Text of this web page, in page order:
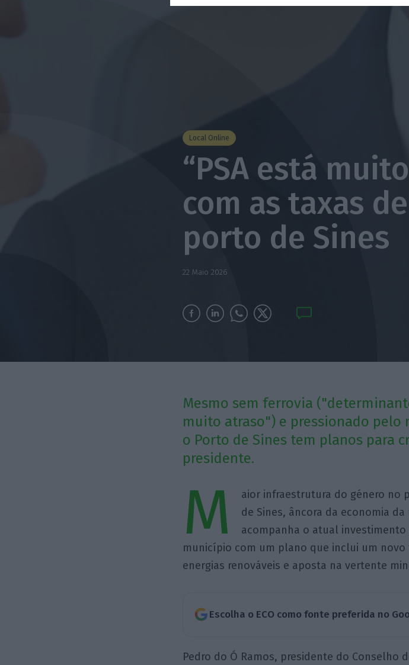
Local Online
“PSA está
com as taxas
porto de Sines
22 Maio 2026
Mesmo sem ferrovia
muito atraso") e pressionado pelo
o Porto de Sines tem planos para
presidente.
M
aior infraestrutura do género no
de Sines, âncora da economia
acompanha o atual
município com um plano que inclui um
energias renováveis e aposta na vertente
Escolha o ECO como fonte preferida no
Pedro do Ó Ramos, presidente do Conselho